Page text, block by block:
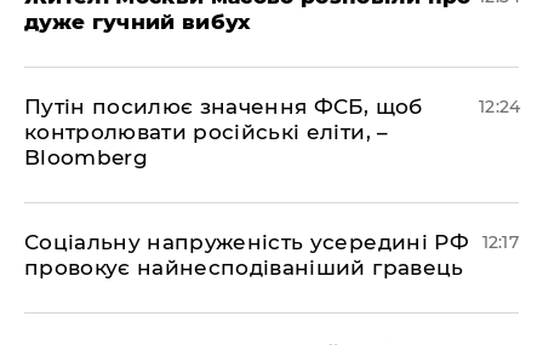
дуже гучний вибух
Путін посилює значення ФСБ, щоб
контролювати російські еліти, –
Bloomberg
12:24
Соціальну напруженість усередині РФ
провокує найнесподіваніший гравець
12:17